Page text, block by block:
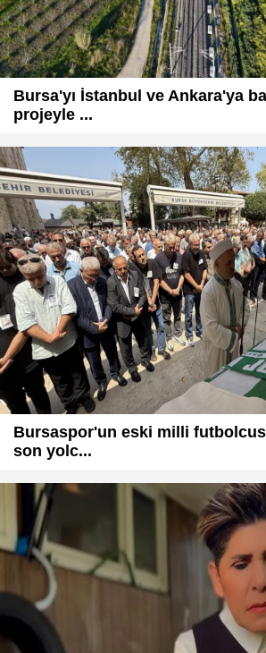
Bursa'yı İstanbul ve Ankara'ya
projeyle ...
Bursaspor'un eski milli
son yolc...